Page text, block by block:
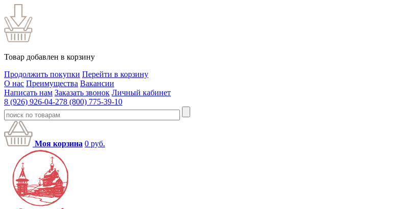
Товар добавлен в корзину
Продолжить покупки Перейти в корзину
О нас Преимущества Вакансии
Написать нам Заказать звонок Личный кабинет
8 (926) 926-04-278 (800) 775-39-10
Моя корзина 0 руб.